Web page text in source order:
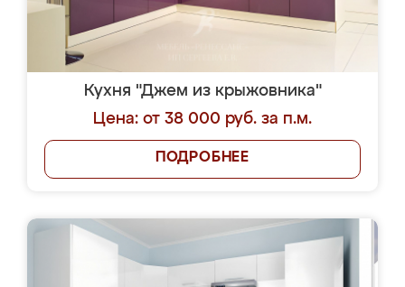
Кухня "Джем из крыжовника"
Цена: от 38 000 руб. за п.м.
ПОДРОБНЕЕ